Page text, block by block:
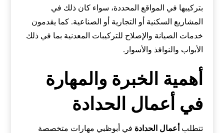
بتركيبها في المواقع المحددة، سواء كان ذلك في
المشاريع السكنية أو التجارية أو الصناعية. كما يقدمون
خدمات الصيانة والإصلاح للتركيبات المعدنية بما في ذلك
الأبواب والنوافذ والأسوار.
أهمية الخبرة والمهارة
في أعمال الحدادة
تتطلب أعمال الحدادة في أبوظبي مهارات متخصصة